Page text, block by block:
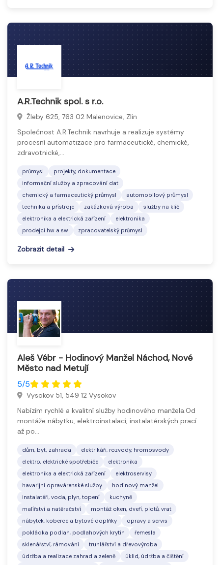
A.R.Technik spol. s r.o.
Žleby 625, 763 02 Malenovice, Zlín
Společnost A.R.Technik navrhuje a realizuje systémy
procesní automatizace pro farmaceutické, chemické,
zdravotnické,…
průmysl
projekty, dokumentace
informační služby a zpracování dat
chemický a farmaceutický průmysl
automobilový průmysl
technika a přístroje
zakázková výroba
služby na klíč
elektronika a elektrická zařízení
elektronika
prodejci hw a sw
zpracovatelský průmysl
Zobrazit detail
Aleš Vébr - Hodinový Manžel Náchod, Nové
Město nad Metují
5/5
Vysokov 51, 549 12 Vysokov
Nabízím rychlé a kvalitní služby hodinového manžela.Od
montáže nábytku, elektroinstalací, instalatérských prací
až po…
dům, byt, zahrada
elektrikáři, rozvody, hromosvody
elektro, elektrické spotřebiče
elektronika
elektronika a elektrická zařízení
elektroservisy
havarijní opravárenské služby
hodinový manžel
instalatéři, voda, plyn, topení
kuchyně
malířství a natěračství
montáž oken, dveří, plotů, vrat
nábytek, koberce a bytové doplňky
opravy a servis
pokládka podlah, podlahových krytin
řemesla
sklenářství, rámování
truhlářství a dřevovýroba
údržba a realizace zahrad a zeleně
úklid, údržba a čištění